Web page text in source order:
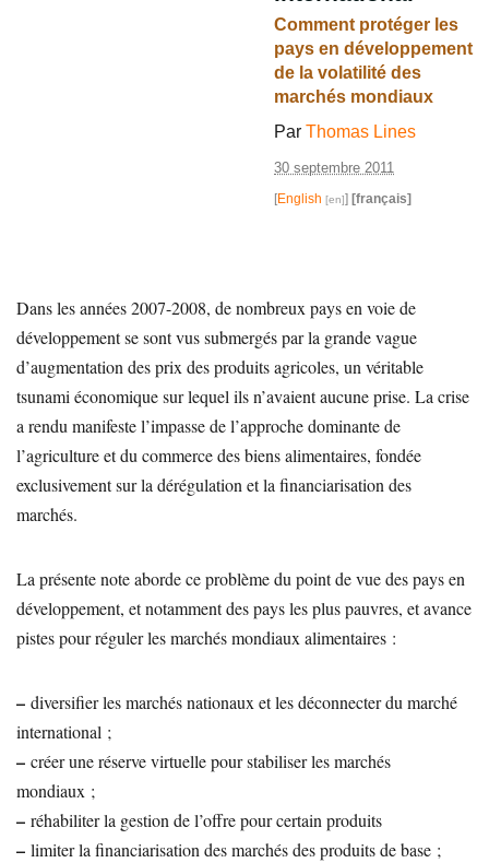
Comment protéger les
pays en développement
de la volatilité des
marchés mondiaux
Par Thomas Lines
30 septembre 2011
[English ] [français]
Dans les années 2007-2008, de nombreux pays en voie de
développement se sont vus submergés par la grande vague
d’augmentation des prix des produits agricoles, un véritable
tsunami économique sur lequel ils n’avaient aucune prise. La crise
a rendu manifeste l’impasse de l’approche dominante de
l’agriculture et du commerce des biens alimentaires, fondée
exclusivement sur la dérégulation et la financiarisation des
marchés.
La présente note aborde ce problème du point de vue des pays en
développement, et notamment des pays les plus pauvres, et avance
pistes pour réguler les marchés mondiaux alimentaires :
– diversifier les marchés nationaux et les déconnecter du marché
international ;
– créer une réserve virtuelle pour stabiliser les marchés
mondiaux ;
– réhabiliter la gestion de l’offre pour certain produits
– limiter la financiarisation des marchés des produits de base ;